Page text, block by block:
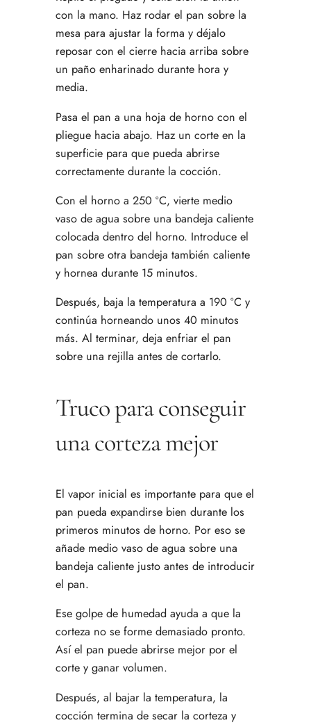
con la mano. Haz rodar el pan sobre la
mesa para ajustar la forma y déjalo
reposar con el cierre hacia arriba sobre
un paño enharinado durante hora y
media.
Pasa el pan a una hoja de horno con el
pliegue hacia abajo. Haz un corte en la
superficie para que pueda abrirse
correctamente durante la cocción.
Con el horno a 250 ºC, vierte medio
vaso de agua sobre una bandeja caliente
colocada dentro del horno. Introduce el
pan sobre otra bandeja también caliente
y hornea durante 15 minutos.
Después, baja la temperatura a 190 ºC y
continúa horneando unos 40 minutos
más. Al terminar, deja enfriar el pan
sobre una rejilla antes de cortarlo.
Truco para conseguir
una corteza mejor
El vapor inicial es importante para que el
pan pueda expandirse bien durante los
primeros minutos de horno. Por eso se
añade medio vaso de agua sobre una
bandeja caliente justo antes de introducir
el pan.
Ese golpe de humedad ayuda a que la
corteza no se forme demasiado pronto.
Así el pan puede abrirse mejor por el
corte y ganar volumen.
Después, al bajar la temperatura, la
cocción termina de secar la corteza y